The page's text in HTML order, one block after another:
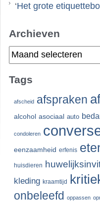
‘Het grote
Archieven
Archieven
Tags
afscheid afspraken
alcohol asociaal auto
condoleren
eenzaamheid erfenis
huisdieren
kleding kraamtijd
onbeleefd oppassen